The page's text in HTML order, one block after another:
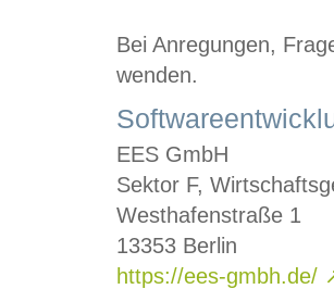
Bei Anregungen,
wenden.
EES GmbH
Sektor F,
Westhafenstraße 1
13353 Berlin
https://ees-gmbh.de/